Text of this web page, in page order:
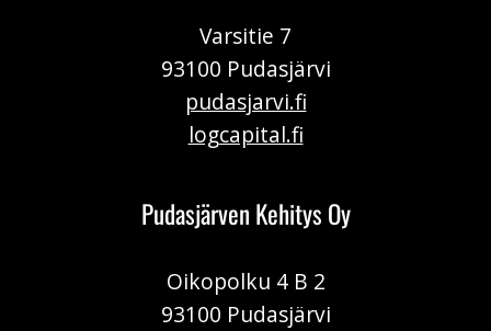
Varsitie 7
93100 Pudasjärvi
pudasjarvi.fi
logcapital.fi
Pudasjärven Kehitys Oy
Oikopolku 4 B 2
93100 Pudasjärvi